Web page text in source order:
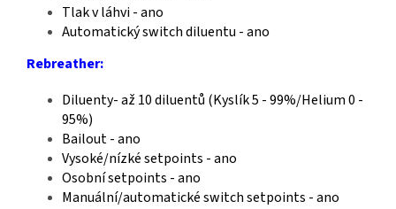
Tlak v láhvi - ano
Automatický switch diluentu - ano
Rebreather:
Diluenty- až 10 diluentů (Kyslík 5 - 99%/Helium 0 -
95%)
Bailout - ano
Vysoké/nízké setpoints - ano
Osobní setpoints - ano
Manuální/automatické switch setpoints - ano